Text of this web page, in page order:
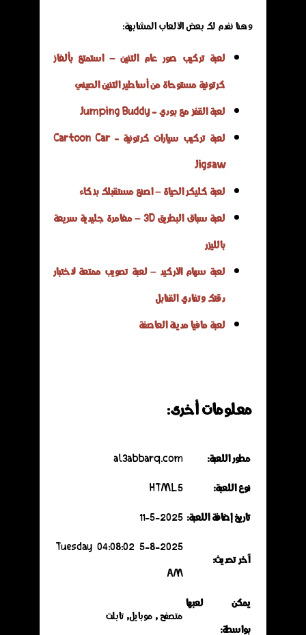
وهنا نفدم لك بعض الألعاب المشابهة:
لعبة تركيب صور عام التنين – استمتع بألغاز
كرتونية مستوحاة من أساطير التنين الصيني
لعبة القفز مع بودي - Jumping Buddy
لعبة تركيب سيارات كرتونية - Cartoon Car
Jigsaw
لعبة كليكر الحياة – اصنع مستقبلك بذكاء
لعبة سباق البطريق 3D – مغامرة جليدية سريعة
بالليزر
لعبة سهام الأركيد – لعبة تصويب ممتعة لاختبار
دقتك وتفادي القنابل
لعبة مافيا مدينة العاصفة
معلومات أخرى:
مطور اللعبة:
al3abbarq.com
نوع اللعبة:
HTML5
تاريخ إضافة اللعبة: 11-5-2025
آخر تحديث:
5-8-2025 Tuesday 04:08:02
AM
يمكن لعبها
بواسطة:
متصفح , موبايل, تابلت